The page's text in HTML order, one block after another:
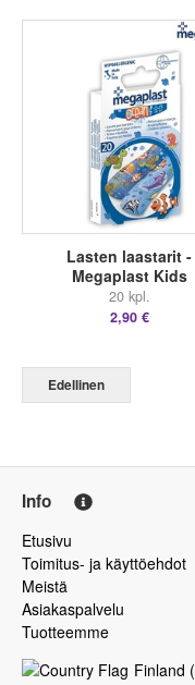
Lasten laastarit -
Megaplast Kids
20 kpl.
2,90 €
Edellinen
Info
Etusivu
Toimitus- ja käyttöehdot
Meistä
Asiakaspalvelu
Tuotteemme
Finland (